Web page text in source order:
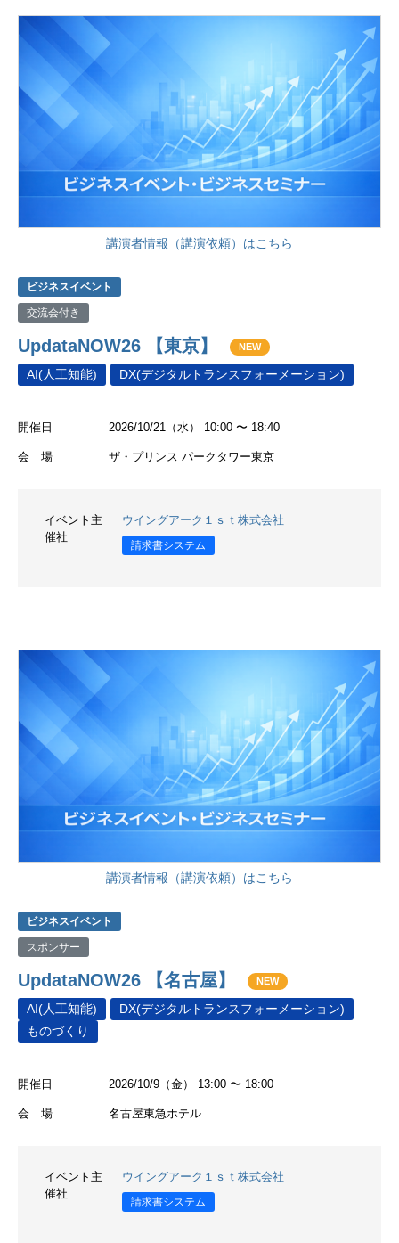
講演者情報（講演依頼）はこちら
ビジネスイベント
交流会付き
UpdataNOW26 【東京】 NEW
AI(人工知能) DX(デジタルトランスフォーメーション)
開催日 2026/10/21（水） 10:00 〜 18:40
会 場 ザ・プリンス パークタワー東京
イベント主
催社
ウイングアーク１ｓｔ株式会社
請求書システム
講演者情報（講演依頼）はこちら
ビジネスイベント
スポンサー
UpdataNOW26 【名古屋】 NEW
AI(人工知能)
DX(デジタルトランスフォーメーション)
ものづくり
開催日 2026/10/9（金） 13:00 〜 18:00
会 場 名古屋東急ホテル
イベント主
催社
ウイングアーク１ｓｔ株式会社
請求書システム